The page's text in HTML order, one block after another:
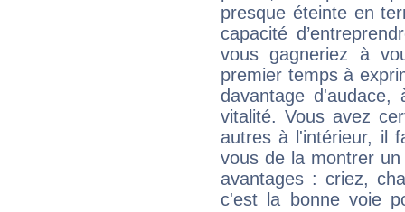
presque éteinte en
capacité
vous gagneriez à
premier temps à
davantage
vitalité. Vous avez
autres à l'intérieur, il
vous de la montrer
avantages : criez,
c'est la bonne voie